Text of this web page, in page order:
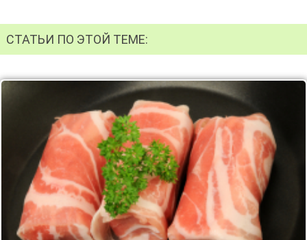
СТАТЬИ ПО ЭТОЙ ТЕМЕ: